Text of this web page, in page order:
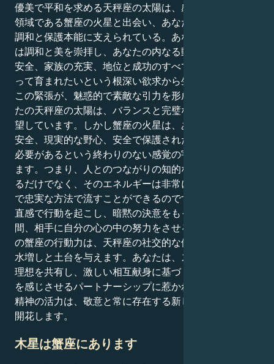
優美で平和を求める天秤座の太陽は、感情的で安らぎの
領域である蟹座の火星と出会い、あなたの動きは知的な
調和と保護本能に支えられている。あなたの外側の自己
は調和と美を崇拝し、あなたの内なる動機は、感情的な
安全、家族の充実、地位と成功のすべての報酬で巣に戻
って育まれたいという根深い欲求から生じています。
この緊張が、魅惑的で素敵な引力を形成している。あな
たの天秤座の太陽は、バランスと完璧なパートナーを切
望しています。しかし蟹座の火星は、あなたを感情的な
安全、現実的な野心、安全で保護された生活を構築する
必要があるという終わりのない感覚の宇宙へと引き込み
ます。つまり、人とのつながりの知的な深さを感じ取れ
るだけでなく、そのエネルギーは非常に安定し、保護的
で忠実な方法で流すことができるのです。
直感で行動を起こし、暗黙の決意をもってフォローする
間、相手に自分の心の中の努力をさせるのです。あなた
の蟹座の行動力は、天秤座の社交的な優美さに、大きな
水増しと土台を与えます。あなたは、スピリチュアルな
理想を共有し、激しい相互献身に基づく、広がりと希望
を感じさせるパートナーシップに惹かれます。あなたの
精神の活力は、敬意と常に存在する新しさの環境の中で
開花します。
木星は蟹座にあります